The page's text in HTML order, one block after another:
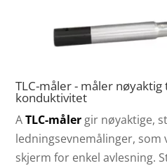
TLC-måler - måler
konduktivitet
ATLC-måler gir nøyaktige,
ledningsevnemålinger, som
skjerm for enkel avlesning.